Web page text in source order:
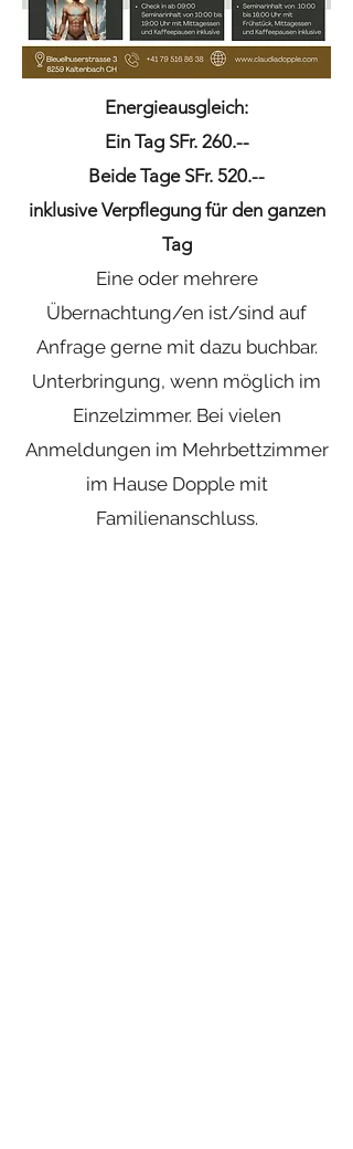
Energieausgleich:
Ein Tag SFr. 260.--
Beide Tage SFr. 520.--
inklusive Verpflegung für den ganzen
Tag
Eine oder mehrere
Übernachtung/en ist/sind auf
Anfrage gerne mit dazu buchbar.
Unterbringung, wenn möglich im
Einzelzimmer. Bei vielen
Anmeldungen im Mehrbettzimmer
im Hause Dopple mit
Familienanschluss.